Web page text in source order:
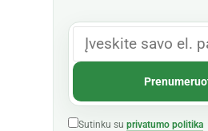
Sutinku su privatumo politika